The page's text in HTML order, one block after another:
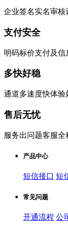
企业签名实名审核
支付安全
明码标价支付及信
多快好稳
通道多速度快体验
售后无忧
服务出问题客服全
产品中心
短信接口 短
常见问题
开通流程 公